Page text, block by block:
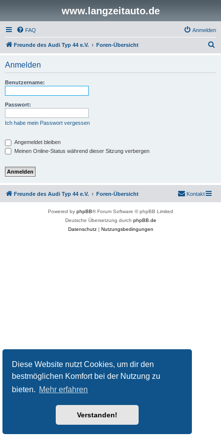
Diese Website nutzt Cookies, um dir den
bestmöglichen Komfort bei der Nutzung zu
bieten. Mehr erfahren
Verstanden!
www.langzeitauto.de
FAQ Anmelden
Freunde des Audi Typ 44 e.V. Foren-Übersicht
Anmelden
Benutzername:
Passwort:
Ich habe mein Passwort vergessen
Angemeldet bleiben
Meinen Online-Status während dieser Sitzung verbergen
Freunde des Audi Typ 44 e.V. Foren-Übersicht Kontakt
Powered by phpBB® Forum Software © phpBB Limited
Deutsche Übersetzung durch phpBB.de
Datenschutz| Nutzungsbedingungen